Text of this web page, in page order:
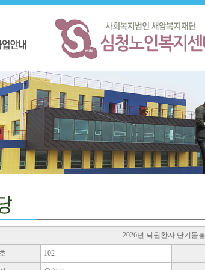
2026년 퇴원환자 단기돌
102